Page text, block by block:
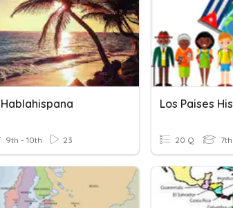
9th - 10th 23 20 Q